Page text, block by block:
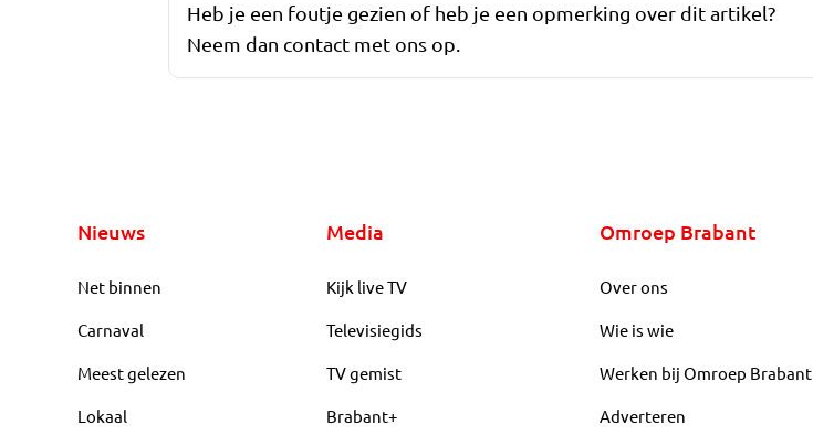
Heb je een foutje gezien of heb je een opmerking over dit artikel?
Neem dan contact met ons op.
Nieuws
Net binnen
Carnaval
Meest gelezen
Lokaal
Media
Kijk live TV
Televisiegids
TV gemist
Brabant+
Omroep Brabant
Over ons
Wie is wie
Werken bij Omroep Brabant
Adverteren